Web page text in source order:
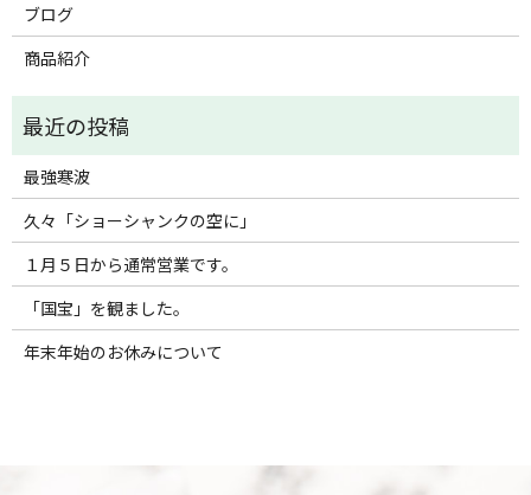
ブログ
商品紹介
最強寒波
久々「ショーシャンクの空に」
１月５日から通常営業です。
「国宝」を観ました。
年末年始のお休みについて